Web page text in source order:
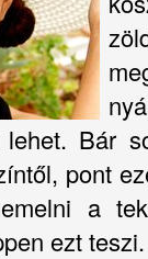
Bár
pont
a
ezt teszi.